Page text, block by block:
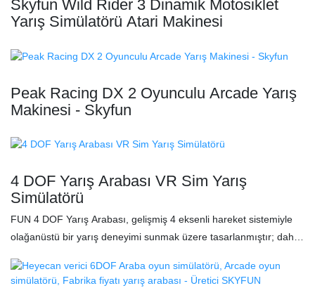
Skyfun Wild Rider 3 Dinamik Motosiklet
Yarış Simülatörü Atari Makinesi
Peak Racing DX 2 Oyunculu Arcade Yarış
Makinesi - Skyfun
4 DOF Yarış Arabası VR Sim Yarış
Simülatörü
FUN 4 DOF Yarış Arabası, gelişmiş 4 eksenli hareket sistemiyle
olağanüstü bir yarış deneyimi sunmak üzere tasarlanmıştır; daha
sunar. Ön taraftaki ultra büyük kavisli LCD ekran, muazzam bir
görsel etki yaratarak gerçekçilik hissini artırır ve kendinizi